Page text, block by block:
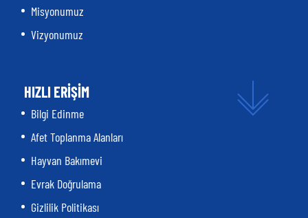
Misyonumuz
Vizyonumuz
HIZLI ERİŞİM
Bilgi Edinme
Afet Toplanma Alanları
Hayvan Bakımevi
Evrak Doğrulama
Gizlilik Politikası